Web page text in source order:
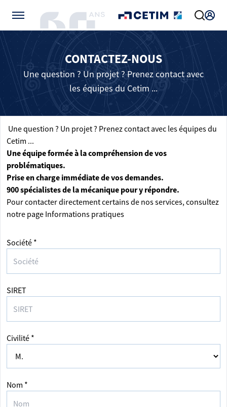
CONTACTEZ-NOUS
Une question ? Un projet ? Prenez contact avec
les équipes du Cetim ...
Une question ? Un projet ? Prenez contact avec les équipes du
Cetim ...
Une équipe formée à la compréhension de vos
problématiques.
Prise en charge immédiate de vos demandes.
900 spécialistes de la mécanique pour y répondre.
Pour contacter directement certains de nos services, consultez
notre page Informations pratiques
Société *
SIRET
Civilité *
Nom *